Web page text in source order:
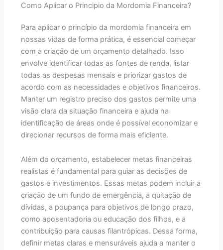
Como Aplicar o Principio da Mordomia Financeira?
Para aplicar o princípio da mordomia financeira em
nossas vidas de forma prática, é essencial começar
com a criação de um orçamento detalhado. Isso
envolve identificar todas as fontes de renda, listar
todas as despesas mensais e priorizar gastos de
acordo com as necessidades e objetivos financeiros.
Manter um registro preciso dos gastos permite uma
visão clara da situação financeira e ajuda na
identificação de áreas onde é possível economizar e
direcionar recursos de forma mais eficiente.
Além do orçamento, estabelecer metas financeiras
realistas é fundamental para guiar as decisões de
gastos e investimentos. Essas metas podem incluir a
criação de um fundo de emergência, a quitação de
dívidas, a poupança para objetivos de longo prazo,
como aposentadoria ou educação dos filhos, e a
contribuição para causas filantrópicas. Dessa forma,
definir metas claras e mensuráveis ​​ajuda a manter o